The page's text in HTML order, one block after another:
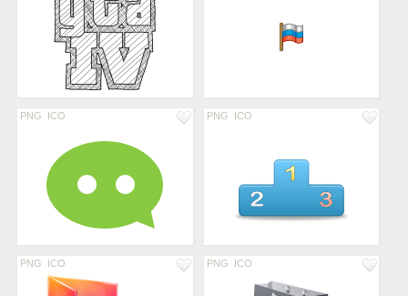
PNG ICO PNG ICO
PNG ICO PNG ICO